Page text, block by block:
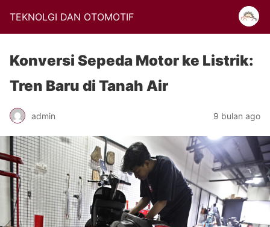
TEKNOLGI DAN OTOMOTIF
Konversi Sepeda Motor ke Listrik:
Tren Baru di Tanah Air
admin 9 bulan ago